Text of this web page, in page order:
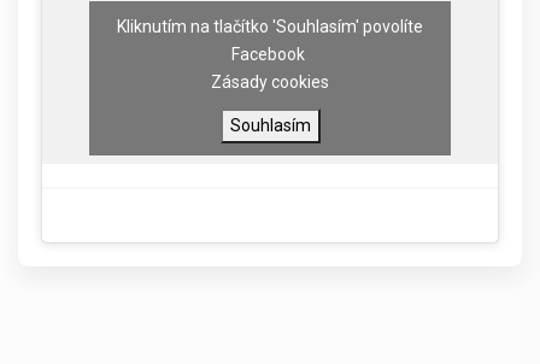
Kliknutím na tlačítko 'Souhlasím' povolíte
Facebook
Zásady cookies
Souhlasím